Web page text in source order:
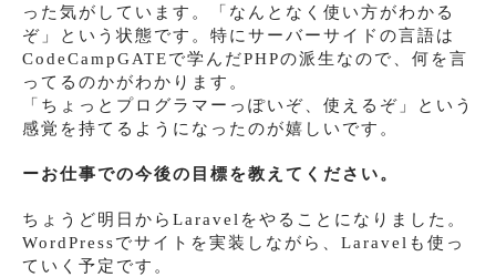
った気がしています。「なんとなく使い方がわかる
ぞ」という状態です。特にサーバーサイドの言語は
CodeCampGATEで学んだPHPの派生なので、何を言
ってるのかがわかります。
「ちょっとプログラマーっぽいぞ、使えるぞ」という
感覚を持てるようになったのが嬉しいです。
ーお仕事での今後の目標を教えてください。
ちょうど明日からLaravelをやることになりました。
WordPressでサイトを実装しながら、Laravelも使っ
ていく予定です。